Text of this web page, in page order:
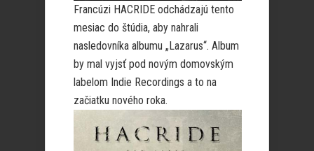
Francúzi HACRIDE odchádzajú tento
mesiac do štúdia, aby nahrali
nasledovníka albumu „Lazarus“. Album
by mal vyjsť pod novým domovským
labelom Indie Recordings a to na
začiatku nového roka.